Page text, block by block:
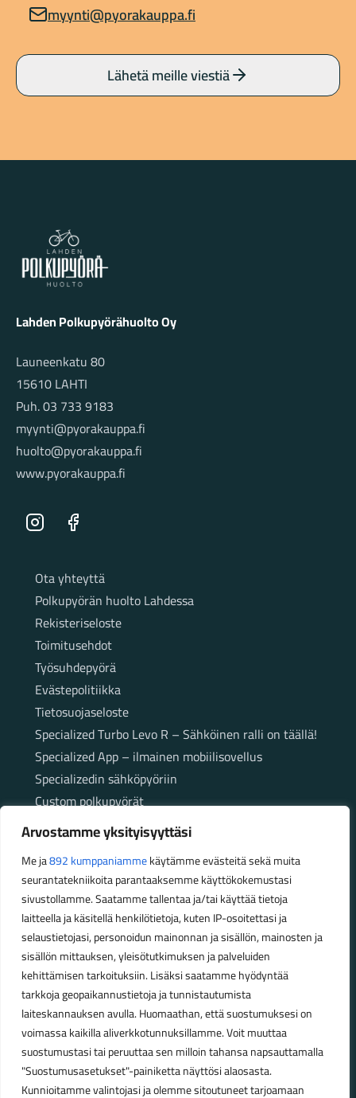
Arvostamme yksityisyyttäsi
Me ja892 kumppaniammekäytämme evästeitä sekä muita
seurantatekniikoita parantaaksemme käyttökokemustasi
sivustollamme. Saatamme tallentaa ja/tai käyttää tietoja
laitteella ja käsitellä henkilötietoja, kuten IP-osoitettasi ja
selaustietojasi, personoidun mainonnan ja sisällön, mainosten ja
sisällön mittauksen, yleisötutkimuksen ja palveluiden
kehittämisen tarkoituksiin. Lisäksi saatamme hyödyntää
tarkkoja geopaikannustietoja ja tunnistautumista
laiteskannauksen avulla. Huomaathan, että suostumuksesi on
voimassa kaikilla aliverkkotunnuksillamme. Voit muuttaa
suostumustasi tai peruuttaa sen milloin tahansa napsauttamalla
"Suostumusasetukset"-painiketta näyttösi alaosasta.
Kunnioitamme valintojasi ja olemme sitoutuneet tarjoamaan
myynti@pyorakauppa.fi
Lähetä meille viestiä
Lahden Polkupyörähuolto - etusivulle
Lahden Polkupyörähuolto Oy
Launeenkatu 80
15610 LAHTI
Puh. 03 733 9183
myynti@pyorakauppa.fi
huolto@pyorakauppa.fi
www.pyorakauppa.fi
Instagram Facebook
SivutOta yhteyttä
Polkupyörän huolto Lahdessa
Rekisteriseloste
Toimitusehdot
Työsuhdepyörä
Evästepolitiikka
Tietosuojaseloste
Specialized Turbo Levo R – Sähköinen ralli on täällä!
Specialized App – ilmainen mobiilisovellus
Specializedin sähköpyöriin
Custom polkupyörät
Fatbikellä helppoa ja huoletonta etenemistä
maastossa
Aukioloajat
Talvikauden aukioloajat (1.10.2025 – 28.2.2026)
Ma-Pe 10-18
La 10-14
Kesäkauden aukioloajat (1.3.2026 – 30.9.2026)
Ma-Pe 10-18
La 9-15
Poikkeavat aukioloajat: